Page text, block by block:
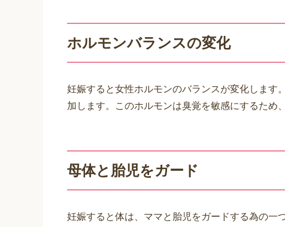
ホルモンバランスの変化
妊娠すると女性ホルモンのバランスが変化します
加します。このホルモンは臭覚を敏感にするため
母体と胎児をガード
妊娠すると体は、ママと胎児をガードする為の一